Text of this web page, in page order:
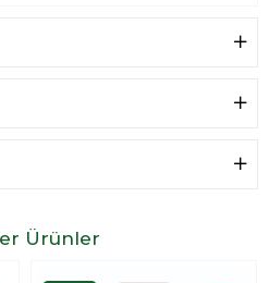
bir iddia değil, ürünlerimizin
GDO, sentetik renklendirici ve
Cildiniz için en saf ve en güvenli
göstergesidir.
Ürünler